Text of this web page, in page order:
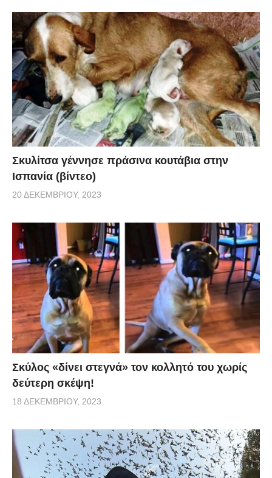
Σκυλίτσα γέννησε πράσινα κουτάβια στην
Ισπανία (βίντεο)
20 ΔΕΚΕΜΒΡΊΟΥ, 2023
Σκύλος «δίνει στεγνά» τον κολλητό του χωρίς
δεύτερη σκέψη!
18 ΔΕΚΕΜΒΡΊΟΥ, 2023